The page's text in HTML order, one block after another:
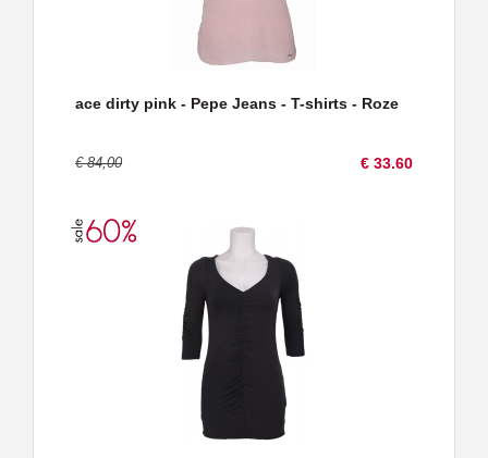
ace dirty pink - Pepe Jeans - T-shirts - Roze
€ 84,00 € 33.60